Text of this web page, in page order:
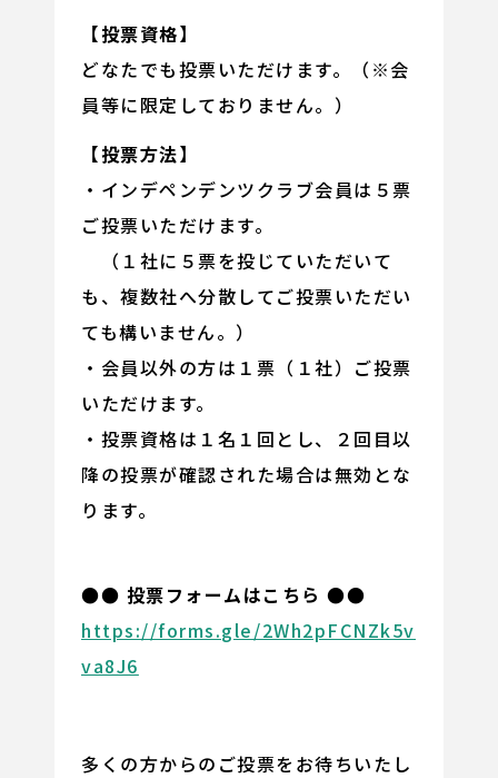
【投票資格】
どなたでも投票いただけます。（※会
員等に限定しておりません。）
【投票方法】
・インデペンデンツクラブ会員は５票
ご投票いただけます。
（１社に５票を投じていただいて
も、複数社へ分散してご投票いただい
ても構いません。）
・会員以外の方は１票（１社）ご投票
いただけます。
・投票資格は１名１回とし、２回目以
降の投票が確認された場合は無効とな
ります。
●● 投票フォームはこちら ●●
https://forms.gle/2Wh2pFCNZk5v
va8J6
多くの方からのご投票をお待ちいたし